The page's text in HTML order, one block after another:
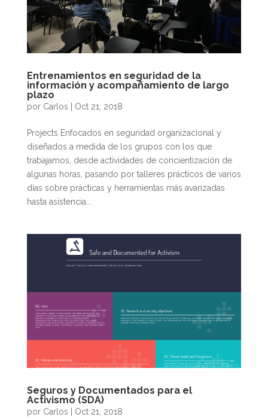
Entrenamientos en seguridad de la
información y acompañamiento de largo
plazo
por Carlos Oct 21, 2018
Projects Enfocados en seguridad organizacional y
diseñados a medida de los grupos con los que
trabajamos, desde actividades de concientización de
algunas horas, pasando por talleres prácticos de varios
días sobre prácticas y herramientas más avanzadas
hasta asistencia...
Seguros y Documentados para el
Activismo (SDA)
por Carlos Oct 21, 2018